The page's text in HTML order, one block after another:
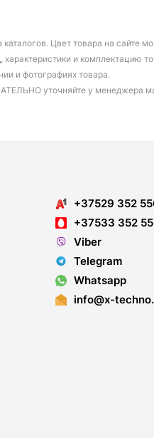
Цвет товара на сайте
и комплектацию
и фотографиях товара.
уточняйте у менеджера
+37529 352
+37533 352
Viber
Telegram
Whatsapp
info@x-